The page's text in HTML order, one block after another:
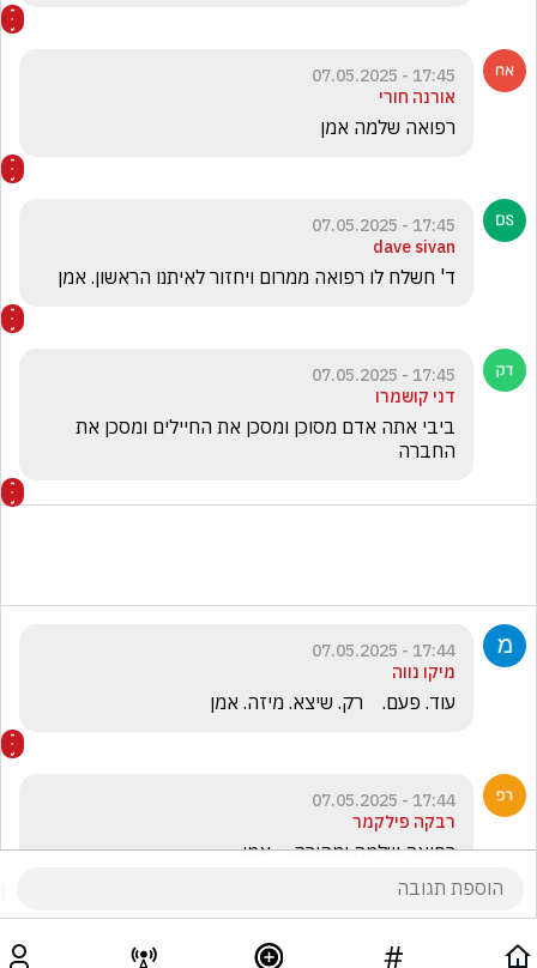
17:45 - 07.05.2025
אורנה חורי
רפואה שלמה אמן
17:45 - 07.05.2025
dave sivan
ד' חשלח לו רפואה ממרום ויחזור לאיתנו הראשון. אמן
17:45 - 07.05.2025
דני קושמרו
החברה
17:44 - 07.05.2025
מיקו נווה
עוד. פעם.    רק. שיצא. מיזה. אמן
17:44 - 07.05.2025
רבקה פילקמר
רפואה שלמה ומהירה.    אמן